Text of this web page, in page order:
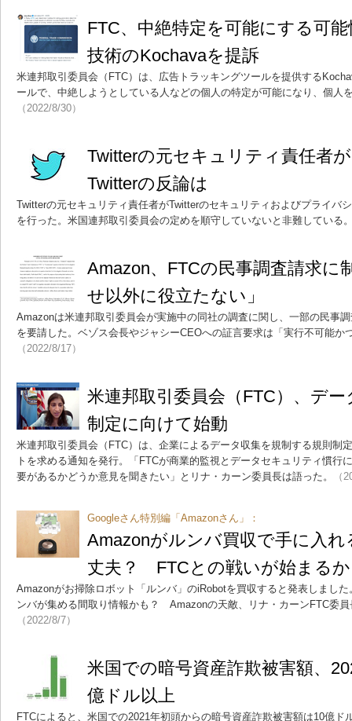
FTC、中絶特定を可能にする可
技術のKochavaを提訴
米連邦取引委員会（FTC）は、広告トラッキングツールを提供する
ールで、中絶しようとしている人などの個人の特定が可能になり、個人
（2022/8/30）
Twitterの元セキュリティ責任者
Twitterの反論は
Twitterの元セキュリティ責任者がTwitterのセキュリティおよびプライバ
を行った。米国連邦取引委員会の定めを順守していないと非難している
Amazon、FTCの民事調査請求に
せ以外に役立たない」
Amazonは米連邦取引委員会が実施中の同社の調査に関し、一部の民事
を要請した。ベゾス会長やジャシーCEOへの証言要求は「実行不可能か
（2022/8/17）
米連邦取引委員会（FTC）、デ
制定に向けて始動
米連邦取引委員会（FTC）は、企業によるデータ収集を規制する規則制
トを求める通知を発行。「FTCが商業的監視とデータセキュリティ慣行
要があるかどうか意見を聞きたい」とリナ・カーン委員長は語った。
（
Googleさん特別編「Amazonさん」：
Amazonがルンバ買収で手に入
丈夫？ FTCとの戦いが始まるか
Amazonがお掃除ロボット「ルンバ」のiRobotを買収すると発表しまし
ンバが集める間取り情報かも？ Amazonの天敵、リナ・カーンFTC委
（2022/8/7）
米国での暗号資産詐欺被害額、
億ドル以上
FTCによると、米国での2021年初頭からの暗号資産詐欺被害額は10億ド